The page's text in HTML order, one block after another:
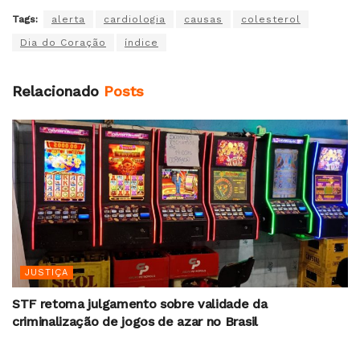
Tags: alerta cardiologia causas colesterol
Dia do Coração índice
Relacionado Posts
JUSTIÇA
STF retoma julgamento sobre validade da
criminalização de jogos de azar no Brasil